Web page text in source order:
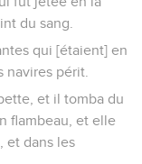
du sang.
qui [étaient] en
navires périt.
et il tomba du
flambeau, et elle
et dans les